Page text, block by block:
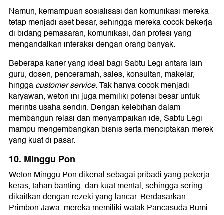
Namun, kemampuan sosialisasi dan komunikasi mereka
tetap menjadi aset besar, sehingga mereka cocok bekerja
di bidang pemasaran, komunikasi, dan profesi yang
mengandalkan interaksi dengan orang banyak.
Beberapa karier yang ideal bagi Sabtu Legi antara lain
guru, dosen, penceramah, sales, konsultan, makelar,
hinggacustomer service.Tak hanya cocok menjadi
karyawan, weton ini juga memiliki potensi besar untuk
merintis usaha sendiri. Dengan kelebihan dalam
membangun relasi dan menyampaikan ide, Sabtu Legi
mampu mengembangkan bisnis serta menciptakan merek
yang kuat di pasar.
10. Minggu Pon
Weton Minggu Pon dikenal sebagai pribadi yang pekerja
keras, tahan banting, dan kuat mental, sehingga sering
dikaitkan dengan rezeki yang lancar. Berdasarkan
Primbon Jawa, mereka memiliki watak Pancasuda Bumi